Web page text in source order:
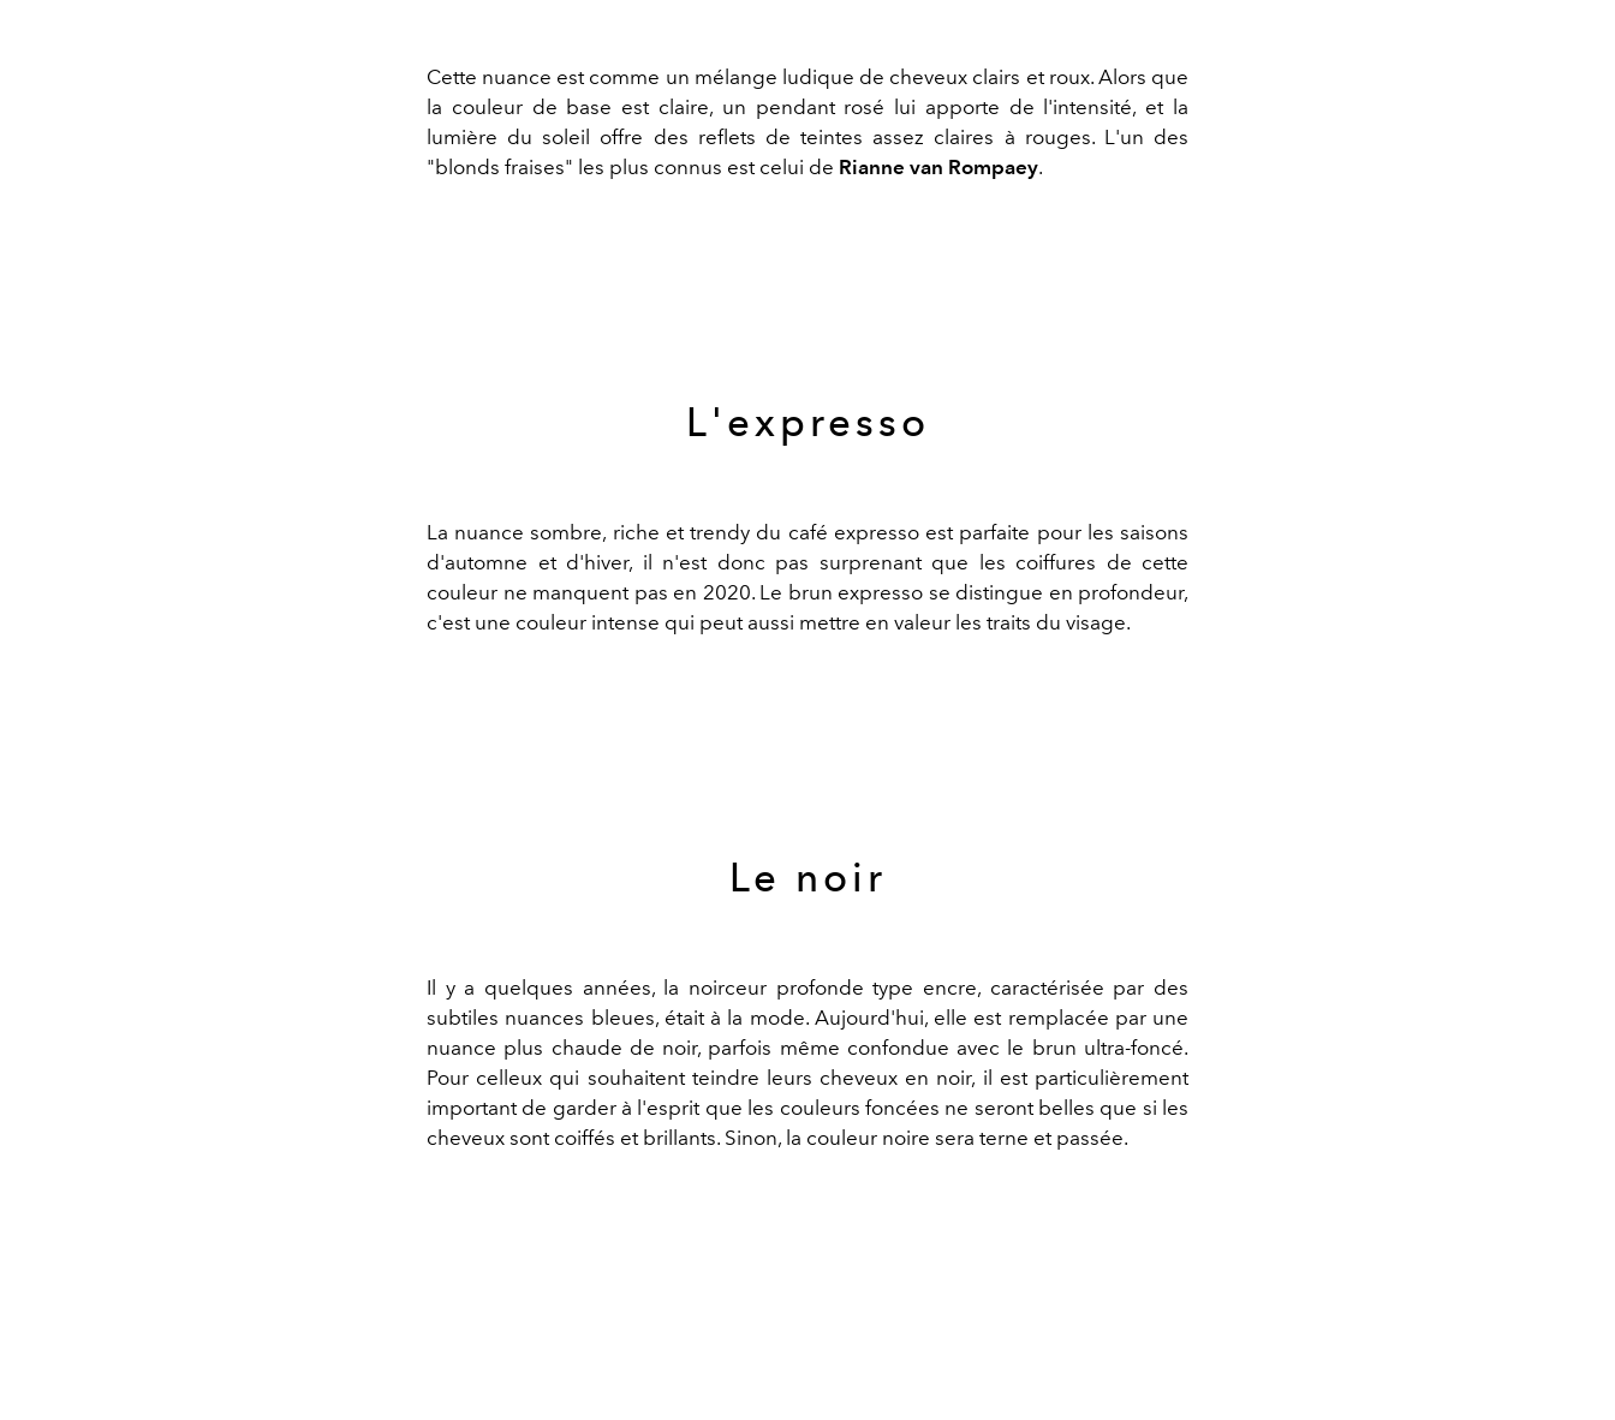
Cette nuance est comme un mélange ludique de cheveux clairs et roux. Alors que
la couleur de base est claire, un pendant rosé lui apporte de l'intensité, et la
lumière du soleil offre des reflets de teintes assez claires à rouges. L'un des
"blonds fraises" les plus connus est celui de Rianne van Rompaey.
L'expresso
La nuance sombre, riche et trendy du café expresso est parfaite pour les saisons
d'automne et d'hiver, il n'est donc pas surprenant que les coiffures de cette
couleur ne manquent pas en 2020. Le brun expresso se distingue en profondeur,
c'est une couleur intense qui peut aussi mettre en valeur les traits du visage.
Le noir
Il y a quelques années, la noirceur profonde type encre, caractérisée par des
subtiles nuances bleues, était à la mode. Aujourd'hui, elle est remplacée par une
nuance plus chaude de noir, parfois même confondue avec le brun ultra-foncé.
Pour celleux qui souhaitent teindre leurs cheveux en noir, il est particulièrement
important de garder à l'esprit que les couleurs foncées ne seront belles que si les
cheveux sont coiffés et brillants. Sinon, la couleur noire sera terne et passée.